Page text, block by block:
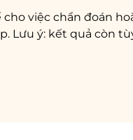
việc chẩn đoán
Lưu ý: kết quả còn